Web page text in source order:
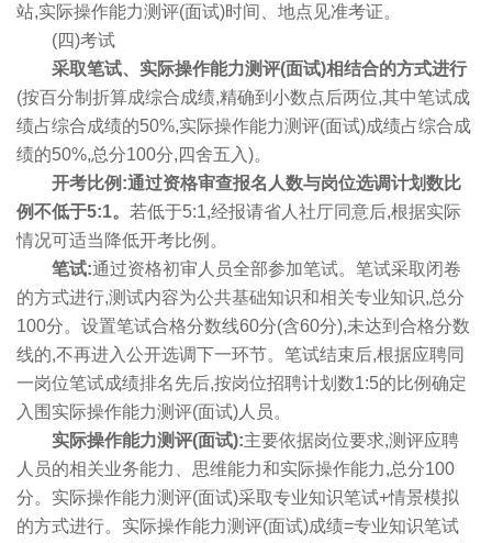
站,实际操作能力测评(面试)时间、地点见准考证。
(四)考试
采取笔试、实际操作能力测评(面试)相结合的方式进行
(按百分制折算成综合成绩,精确到小数点后两位,其中笔试成
绩占综合成绩的50%,实际操作能力测评(面试)成绩占综合成
绩的50%,总分100分,四舍五入)。
开考比例:通过资格审查报名人数与岗位选调计划数比
例不低于5:1。 若低于5:1,经报请省人社厅同意后,根据实际
情况可适当降低开考比例。
笔试:通过资格初审人员全部参加笔试。笔试采取闭卷
的方式进行,测试内容为公共基础知识和相关专业知识,总分
100分。设置笔试合格分数线60分(含60分),未达到合格分数
线的,不再进入公开选调下一环节。笔试结束后,根据应聘同
一岗位笔试成绩排名先后,按岗位招聘计划数1:5的比例确定
入围实际操作能力测评(面试)人员。
实际操作能力测评(面试):主要依据岗位要求,测评应聘
人员的相关业务能力、思维能力和实际操作能力,总分100
分。实际操作能力测评(面试)采取专业知识笔试+情景模拟
的方式进行。实际操作能力测评(面试)成绩=专业知识笔试